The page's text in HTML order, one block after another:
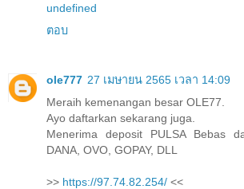
undefined
ตอบ
ole777 27 เมษายน 2565 เวลา 14:09
Meraih kemenangan besar OLE77.
Ayo daftarkan sekarang juga.
Menerima deposit PULSA Bebas
DANA, OVO, GOPAY, DLL
>> https://97.74.82.254/ <<